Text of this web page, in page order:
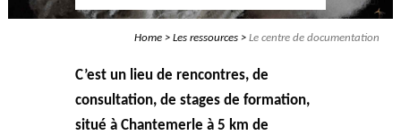
Home >Les ressources >Le centre de documentation
C’est un lieu de rencontres, de
consultation, de stages de formation,
situé à Chantemerle à 5 km de